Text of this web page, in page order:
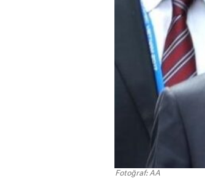
Fotoğraf: AA